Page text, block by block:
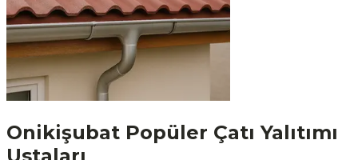
Onikişubat Popüler Çatı Yalıtımı